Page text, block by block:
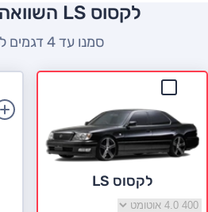
לקסוס LS השוואה למתחרים
סמנו עד 4 דגמים להשוואה
לקסוס LS
בחר גרסה לקסוס LS